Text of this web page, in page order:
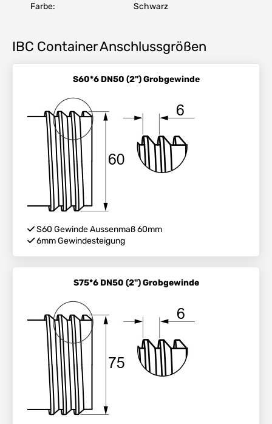
Farbe: Schwarz
IBC Container Anschlussgrößen
S60*6 DN50 (2") Grobgewinde
S60 Gewinde Aussenmaß 60mm
6mm Gewindesteigung
S75*6 DN50 (2") Grobgewinde